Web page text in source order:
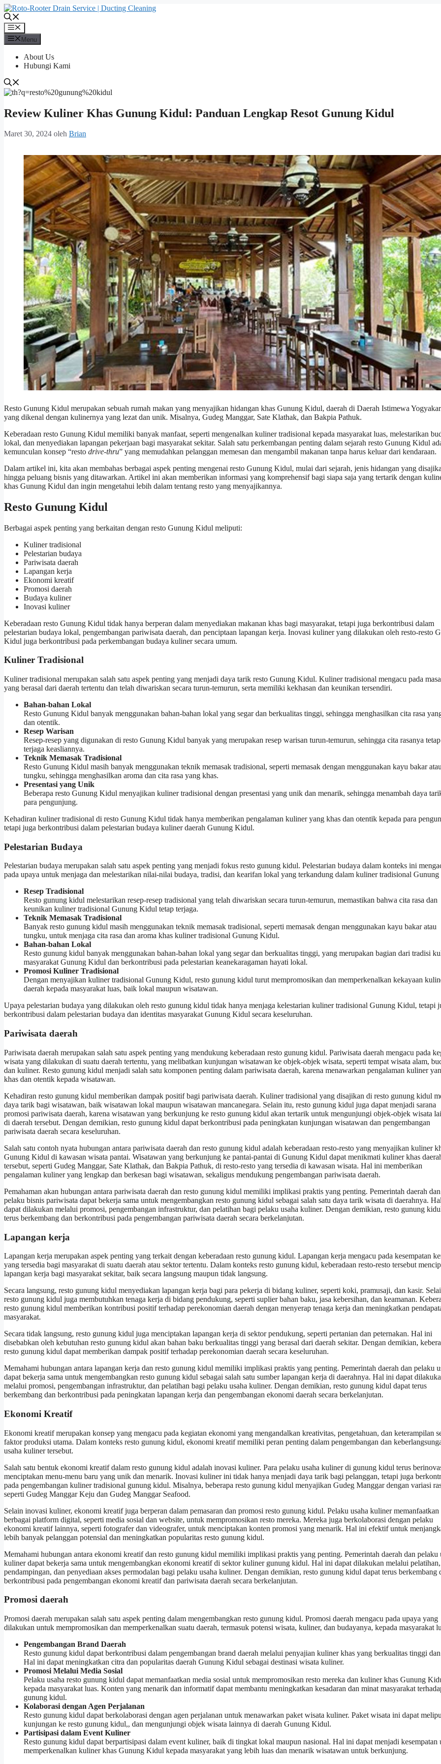
Langsung
ke
isi
Menu
Menu
About Us
Hubungi Kami
Review Kuliner Khas Gunung Kidul: Panduan Lengkap Resot Gunung Kidul
Maret 30, 2024 oleh Brian
Resto Gunung Kidul merupakan sebuah rumah makan yang menyajikan hidangan khas Gunung Kidul, daerah di Daerah Istimewa
yang dikenal dengan kulinernya yang lezat dan unik. Misalnya, Gudeg Manggar, Sate Klathak, dan Bakpia Pathuk.
Keberadaan resto Gunung Kidul memiliki banyak manfaat, seperti mengenalkan kuliner tradisional kepada masyarakat luas, melestarikan
lokal, dan menyediakan lapangan pekerjaan bagi masyarakat sekitar. Salah satu perkembangan penting dalam sejarah resto Gunung Kidul
kemunculan konsep “resto drive-thru” yang memudahkan pelanggan memesan dan mengambil makanan tanpa harus keluar dari kendaraan.
Dalam artikel ini, kita akan membahas berbagai aspek penting mengenai resto Gunung Kidul, mulai dari sejarah, jenis hidangan yang
hingga peluang bisnis yang ditawarkan. Artikel ini akan memberikan informasi yang komprehensif bagi siapa saja yang tertarik dengan
khas Gunung Kidul dan ingin mengetahui lebih dalam tentang resto yang menyajikannya.
Resto Gunung Kidul
Berbagai aspek penting yang berkaitan dengan resto Gunung Kidul meliputi:
Kuliner tradisional
Pelestarian budaya
Pariwisata daerah
Lapangan kerja
Ekonomi kreatif
Promosi daerah
Budaya kuliner
Inovasi kuliner
Keberadaan resto Gunung Kidul tidak hanya berperan dalam menyediakan makanan khas bagi masyarakat, tetapi juga berkontribusi dalam
pelestarian budaya lokal, pengembangan pariwisata daerah, dan penciptaan lapangan kerja. Inovasi kuliner yang dilakukan oleh resto-resto
Kidul juga berkontribusi pada perkembangan budaya kuliner secara umum.
Kuliner Tradisional
Kuliner tradisional merupakan salah satu aspek penting yang menjadi daya tarik resto Gunung Kidul. Kuliner tradisional mengacu pada
yang berasal dari daerah tertentu dan telah diwariskan secara turun-temurun, serta memiliki kekhasan dan keunikan tersendiri.
Bahan-bahan Lokal
Resto Gunung Kidul banyak menggunakan bahan-bahan lokal yang segar dan berkualitas tinggi, sehingga menghasilkan cita rasa
dan otentik.
Resep Warisan
Resep-resep yang digunakan di resto Gunung Kidul banyak yang merupakan resep warisan turun-temurun, sehingga cita rasanya tetap
terjaga keasliannya.
Teknik Memasak Tradisional
Resto Gunung Kidul masih banyak menggunakan teknik memasak tradisional, seperti memasak dengan menggunakan kayu bakar atau
tungku, sehingga menghasilkan aroma dan cita rasa yang khas.
Presentasi yang Unik
Beberapa resto Gunung Kidul menyajikan kuliner tradisional dengan presentasi yang unik dan menarik, sehingga menambah daya
para pengunjung.
Kehadiran kuliner tradisional di resto Gunung Kidul tidak hanya memberikan pengalaman kuliner yang khas dan otentik kepada para
tetapi juga berkontribusi dalam pelestarian budaya kuliner daerah Gunung Kidul.
Pelestarian Budaya
Pelestarian budaya merupakan salah satu aspek penting yang menjadi fokus resto gunung kidul. Pelestarian budaya dalam konteks ini
pada upaya untuk menjaga dan melestarikan nilai-nilai budaya, tradisi, dan kearifan lokal yang terkandung dalam kuliner tradisional
Resep Tradisional
Resto gunung kidul melestarikan resep-resep tradisional yang telah diwariskan secara turun-temurun, memastikan bahwa cita rasa dan
keunikan kuliner tradisional Gunung Kidul tetap terjaga.
Teknik Memasak Tradisional
Banyak resto gunung kidul masih menggunakan teknik memasak tradisional, seperti memasak dengan menggunakan kayu bakar atau
tungku, untuk menjaga cita rasa dan aroma khas kuliner tradisional Gunung Kidul.
Bahan-bahan Lokal
Resto gunung kidul banyak menggunakan bahan-bahan lokal yang segar dan berkualitas tinggi, yang merupakan bagian dari tradisi
masyarakat Gunung Kidul dan berkontribusi pada pelestarian keanekaragaman hayati lokal.
Promosi Kuliner Tradisional
Dengan menyajikan kuliner tradisional Gunung Kidul, resto gunung kidul turut mempromosikan dan memperkenalkan kekayaan
daerah kepada masyarakat luas, baik lokal maupun wisatawan.
Upaya pelestarian budaya yang dilakukan oleh resto gunung kidul tidak hanya menjaga kelestarian kuliner tradisional Gunung Kidul, tetapi
berkontribusi dalam pelestarian budaya dan identitas masyarakat Gunung Kidul secara keseluruhan.
Pariwisata daerah
Pariwisata daerah merupakan salah satu aspek penting yang mendukung keberadaan resto gunung kidul. Pariwisata daerah mengacu pada
wisata yang dilakukan di suatu daerah tertentu, yang melibatkan kunjungan wisatawan ke objek-objek wisata, seperti tempat wisata alam,
dan kuliner. Resto gunung kidul menjadi salah satu komponen penting dalam pariwisata daerah, karena menawarkan pengalaman kuliner
khas dan otentik kepada wisatawan.
Kehadiran resto gunung kidul memberikan dampak positif bagi pariwisata daerah. Kuliner tradisional yang disajikan di resto gunung kidul
daya tarik bagi wisatawan, baik wisatawan lokal maupun wisatawan mancanegara. Selain itu, resto gunung kidul juga dapat menjadi sarana
promosi pariwisata daerah, karena wisatawan yang berkunjung ke resto gunung kidul akan tertarik untuk mengunjungi objek-objek wisata
di daerah tersebut. Dengan demikian, resto gunung kidul dapat berkontribusi pada peningkatan kunjungan wisatawan dan pengembangan
pariwisata daerah secara keseluruhan.
Salah satu contoh nyata hubungan antara pariwisata daerah dan resto gunung kidul adalah keberadaan resto-resto yang menyajikan kuliner
Gunung Kidul di kawasan wisata pantai. Wisatawan yang berkunjung ke pantai-pantai di Gunung Kidul dapat menikmati kuliner khas
tersebut, seperti Gudeg Manggar, Sate Klathak, dan Bakpia Pathuk, di resto-resto yang tersedia di kawasan wisata. Hal ini memberikan
pengalaman kuliner yang lengkap dan berkesan bagi wisatawan, sekaligus mendukung pengembangan pariwisata daerah.
Pemahaman akan hubungan antara pariwisata daerah dan resto gunung kidul memiliki implikasi praktis yang penting. Pemerintah daerah dan
pelaku bisnis pariwisata dapat bekerja sama untuk mengembangkan resto gunung kidul sebagai salah satu daya tarik wisata di daerahnya.
dapat dilakukan melalui promosi, pengembangan infrastruktur, dan pelatihan bagi pelaku usaha kuliner. Dengan demikian, resto gunung
terus berkembang dan berkontribusi pada pengembangan pariwisata daerah secara berkelanjutan.
Lapangan kerja
Lapangan kerja merupakan aspek penting yang terkait dengan keberadaan resto gunung kidul. Lapangan kerja mengacu pada kesempatan
yang tersedia bagi masyarakat di suatu daerah atau sektor tertentu. Dalam konteks resto gunung kidul, keberadaan resto-resto tersebut
lapangan kerja bagi masyarakat sekitar, baik secara langsung maupun tidak langsung.
Secara langsung, resto gunung kidul menyediakan lapangan kerja bagi para pekerja di bidang kuliner, seperti koki, pramusaji, dan kasir.
resto gunung kidul juga membutuhkan tenaga kerja di bidang pendukung, seperti suplier bahan baku, jasa kebersihan, dan keamanan.
resto gunung kidul memberikan kontribusi positif terhadap perekonomian daerah dengan menyerap tenaga kerja dan meningkatkan
masyarakat.
Secara tidak langsung, resto gunung kidul juga menciptakan lapangan kerja di sektor pendukung, seperti pertanian dan peternakan. Hal ini
disebabkan oleh kebutuhan resto gunung kidul akan bahan baku berkualitas tinggi yang berasal dari daerah sekitar. Dengan demikian,
resto gunung kidul dapat memberikan dampak positif terhadap perekonomian daerah secara keseluruhan.
Memahami hubungan antara lapangan kerja dan resto gunung kidul memiliki implikasi praktis yang penting. Pemerintah daerah dan pelaku
dapat bekerja sama untuk mengembangkan resto gunung kidul sebagai salah satu sumber lapangan kerja di daerahnya. Hal ini dapat
melalui promosi, pengembangan infrastruktur, dan pelatihan bagi pelaku usaha kuliner. Dengan demikian, resto gunung kidul dapat terus
berkembang dan berkontribusi pada peningkatan lapangan kerja dan pengembangan ekonomi daerah secara berkelanjutan.
Ekonomi Kreatif
Ekonomi kreatif merupakan konsep yang mengacu pada kegiatan ekonomi yang mengandalkan kreativitas, pengetahuan, dan keterampilan
faktor produksi utama. Dalam konteks resto gunung kidul, ekonomi kreatif memiliki peran penting dalam pengembangan dan
usaha kuliner tersebut.
Salah satu bentuk ekonomi kreatif dalam resto gunung kidul adalah inovasi kuliner. Para pelaku usaha kuliner di gunung kidul terus
menciptakan menu-menu baru yang unik dan menarik. Inovasi kuliner ini tidak hanya menjadi daya tarik bagi pelanggan, tetapi juga
pada pengembangan kuliner tradisional gunung kidul. Misalnya, beberapa resto gunung kidul menyajikan Gudeg Manggar dengan variasi
seperti Gudeg Manggar Keju dan Gudeg Manggar Seafood.
Selain inovasi kuliner, ekonomi kreatif juga berperan dalam pemasaran dan promosi resto gunung kidul. Pelaku usaha kuliner memanfaatkan
berbagai platform digital, seperti media sosial dan website, untuk mempromosikan resto mereka. Mereka juga berkolaborasi dengan pelaku
ekonomi kreatif lainnya, seperti fotografer dan videografer, untuk menciptakan konten promosi yang menarik. Hal ini efektif untuk
lebih banyak pelanggan potensial dan meningkatkan popularitas resto gunung kidul.
Memahami hubungan antara ekonomi kreatif dan resto gunung kidul memiliki implikasi praktis yang penting. Pemerintah daerah dan pelaku
kuliner dapat bekerja sama untuk mengembangkan ekonomi kreatif di sektor kuliner gunung kidul. Hal ini dapat dilakukan melalui pelatihan,
pendampingan, dan penyediaan akses permodalan bagi pelaku usaha kuliner. Dengan demikian, resto gunung kidul dapat terus berkembang
berkontribusi pada pengembangan ekonomi kreatif dan pariwisata daerah secara berkelanjutan.
Promosi daerah
Promosi daerah merupakan salah satu aspek penting dalam mengembangkan resto gunung kidul. Promosi daerah mengacu pada upaya yang
dilakukan untuk mempromosikan dan memperkenalkan suatu daerah, termasuk potensi wisata, kuliner, dan budayanya, kepada masyarakat
Pengembangan Brand Daerah
Resto gunung kidul dapat berkontribusi dalam pengembangan brand daerah melalui penyajian kuliner khas yang berkualitas tinggi
Hal ini dapat meningkatkan citra dan popularitas daerah Gunung Kidul sebagai destinasi wisata kuliner.
Promosi Melalui Media Sosial
Pelaku usaha resto gunung kidul dapat memanfaatkan media sosial untuk mempromosikan resto mereka dan kuliner khas Gunung
kepada masyarakat luas. Konten yang menarik dan informatif dapat membantu meningkatkan kesadaran dan minat masyarakat
gunung kidul.
Kolaborasi dengan Agen Perjalanan
Resto gunung kidul dapat berkolaborasi dengan agen perjalanan untuk menawarkan paket wisata kuliner. Paket wisata ini dapat
kunjungan ke resto gunung kidul,, dan mengunjungi objek wisata lainnya di daerah Gunung Kidul.
Partisipasi dalam Event Kuliner
Resto gunung kidul dapat berpartisipasi dalam event kuliner, baik di tingkat lokal maupun nasional. Hal ini dapat menjadi kesempatan
memperkenalkan kuliner khas Gunung Kidul kepada masyarakat yang lebih luas dan menarik wisatawan untuk berkunjung.